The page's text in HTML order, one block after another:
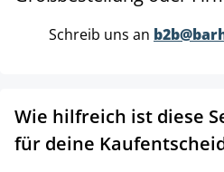
Schreib uns an
Wie hilfreich ist diese
für deine